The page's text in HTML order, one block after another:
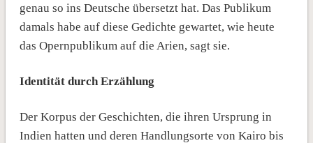
genau so ins Deutsche übersetzt hat. Das Publikum
damals habe auf diese Gedichte gewartet, wie heute
das Opernpublikum auf die Arien, sagt sie.
Identität durch Erzählung
Der Korpus der Geschichten, die ihren Ursprung in
Indien hatten und deren Handlungsorte von Kairo bis